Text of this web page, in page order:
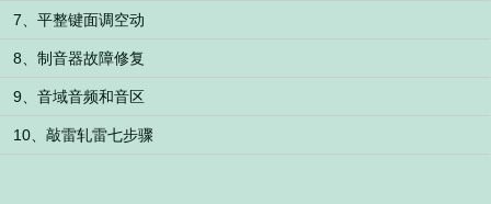
7、平整键面调空动
8、制音器故障修复
9、音域音频和音区
10、敲雷轧雷七步骤